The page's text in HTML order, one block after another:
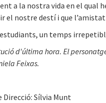
a la nostra vida en el qual
nostre destí i que l’amistat
un temps
d'última hora. El
Feixas.
Sílvia Munt